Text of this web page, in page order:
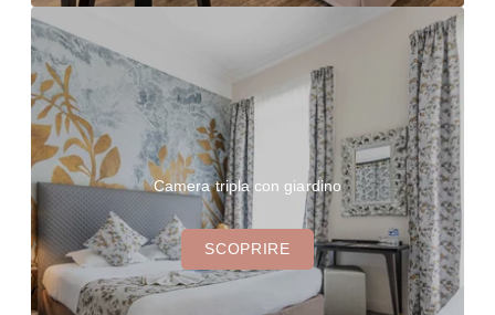
Camera tripla con giardino
SCOPRIRE